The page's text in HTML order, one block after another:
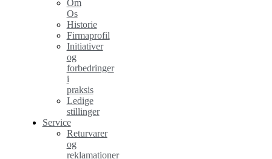
Om
Os
Historie
Firmaprofil
Initiativer
og
forbedringer
i
praksis
Ledige
stillinger
Service
Returvarer
og
reklamationer